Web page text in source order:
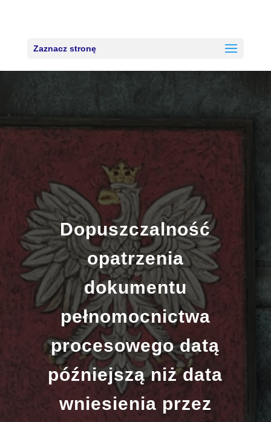
Zaznacz stronę
Dopuszczalność
opatrzenia
dokumentu
pełnomocnictwa
procesowego datą
późniejszą niż data
wniesienia przez